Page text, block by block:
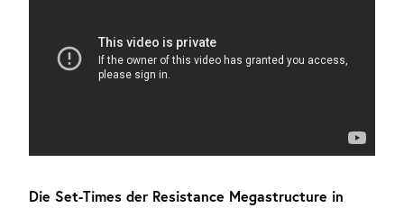
Die Set-Times der Resistance Megastructure in